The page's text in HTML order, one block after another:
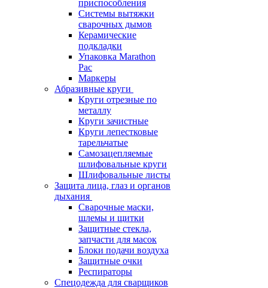
приспособления
Системы вытяжки
сварочных дымов
Керамические
подкладки
Упаковка Marathon
Pac
Маркеры
Абразивные круги
Круги отрезные по
металлу
Круги зачистные
Круги лепестковые
тарельчатые
Самозацепляемые
шлифовальные круги
Шлифовальные листы
Защита лица, глаз и органов
дыхания
Сварочные маски,
шлемы и щитки
Защитные стекла,
запчасти для масок
Блоки подачи воздуха
Защитные очки
Респираторы
Спецодежда для сварщиков